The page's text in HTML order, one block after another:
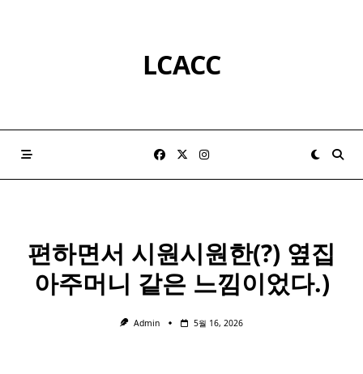
LCACC
편하면서 시원시원한(?) 옆집
아주머니 같은 느낌이었다.)
Admin 5월 16, 2026